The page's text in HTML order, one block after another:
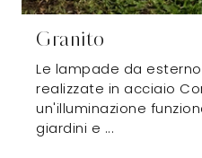
Granito
Le lampade da
realizzate in acciaio
un'illuminazione
giardini e ...